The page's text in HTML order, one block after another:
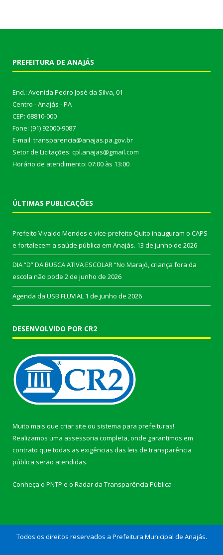
PREFEITURA DE ANAJÁS
End.: Avenida Pedro José da Silva, 01
Centro - Anajás - PA
CEP: 68810-000
Fone: (91) 92000-9087
E-mail: transparencia@anajas.pa.gov.br
Setor de Licitações: cpl.anajas@gmail.com
Horário de atendimento: 07:00 às 13:00
ÚLTIMAS PUBLICAÇÕES
Prefeito Vivaldo Mendes e vice-prefeito Quito inauguram o CAPS
e fortalecem a saúde pública em Anajás. 13 de junho de 2026
DIA “D” DA BUSCA ATIVA ESCOLAR “No Marajó, criança fora da
escola não pode 2 de junho de 2026
Agenda da USB FLUVIAL 1 de junho de 2026
DESENVOLVIDO POR CR2
Muito mais que criar site ou sistema para prefeituras!
Realizamos uma assessoria completa, onde garantimos em
contrato que todas as exigências das leis de transparência
pública serão atendidas.
Conheça o PNTP e o Radar da Transparência Pública
Todos os direitos reservados a Prefeitura Municipal de Anajás.